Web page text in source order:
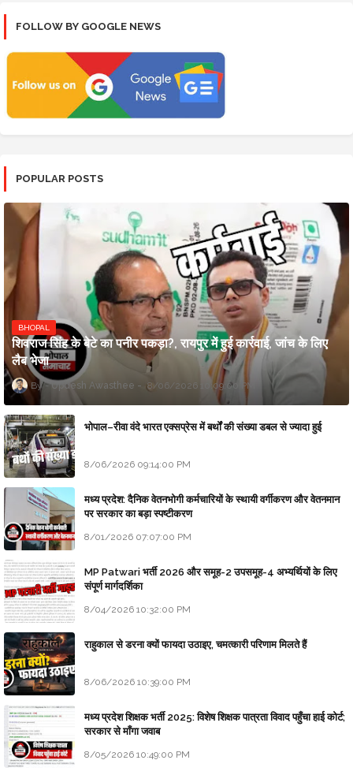
FOLLOW BY GOOGLE NEWS
POPULAR POSTS
BHOPAL
शिवराज सिंह के बेटे का पनीर पकड़ा?, रायपुर में हुई कार्रवाई, जांच के लिए
लैब भेजा
Updesh Awasthee 8/06/2026 10:09:00 PM
भोपाल–रीवा वंदे भारत एक्सप्रेस में बर्थों की संख्या डबल से ज्यादा हुई
8/06/2026 09:14:00 PM
मध्य प्रदेश: दैनिक वेतनभोगी कर्मचारियों के स्थायी वर्गीकरण और वेतनमान
पर सरकार का बड़ा स्पष्टीकरण
8/01/2026 07:07:00 PM
MP Patwari भर्ती 2026 और समूह-2 उपसमूह-4 अभ्यर्थियों के लिए
संपूर्ण मार्गदर्शिका
8/04/2026 10:32:00 PM
राहुकाल से डरना क्यों फायदा उठाइए, चमत्कारी परिणाम मिलते हैं
8/06/2026 10:39:00 PM
मध्य प्रदेश शिक्षक भर्ती 2025: विशेष शिक्षक पात्रता विवाद पहुँचा हाई कोर्ट;
सरकार से माँगा जवाब
8/05/2026 10:49:00 PM